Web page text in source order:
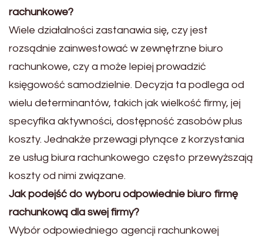
rachunkowe?
Wiele działalności zastanawia się, czy jest
rozsądnie zainwestować w zewnętrzne biuro
rachunkowe, czy a może lepiej prowadzić
księgowość samodzielnie. Decyzja ta podlega od
wielu determinantów, takich jak wielkość firmy, jej
specyfika aktywności, dostępność zasobów plus
koszty. Jednakże przewagi płynące z korzystania
ze usług biura rachunkowego często przewyższają
koszty od nimi związane.
Jak podejść do wyboru odpowiednie biuro firmę
rachunkową dla swej firmy?
Wybór odpowiedniego agencji rachunkowej